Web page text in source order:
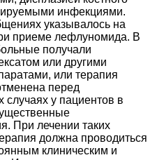
инфекциями.
указывалось на
приеме лефлуномида. В
получали
или другими
или терапия
перед
случаях у пациентов в
При лечении таких
должна проводиться
клиническим и